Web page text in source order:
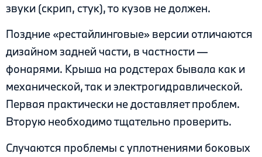
звуки (скрип, стук), то кузов не должен.
Поздние «рестайлинговые» версии отличаются
дизайном задней части, в частности —
фонарями. Крыша на родстерах бывала как и
механической, так и электрогидравлической.
Первая практически не доставляет проблем.
Вторую необходимо тщательно проверить.
Случаются проблемы с уплотнениями боковых